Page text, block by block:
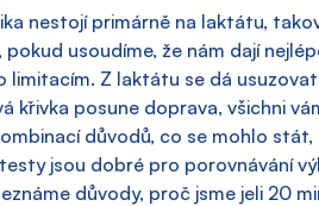
nestojí primárně na laktátu,
usoudíme, že nám dají
limitacím. Z laktátu se dá
křivka posune doprava, všichni
důvodů, co se mohlo stát,
jsou dobré pro porovnávání
důvody, proč jsme jeli 20